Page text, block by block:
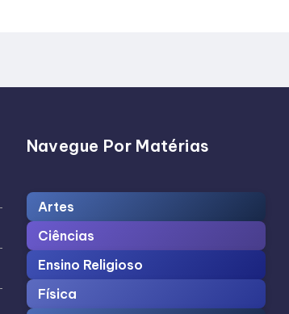
Navegue Por Matérias
Artes
Ciências
Ensino Religioso
Física